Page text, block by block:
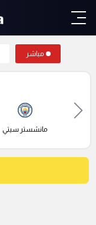
مباشر
مانشستر سيتي